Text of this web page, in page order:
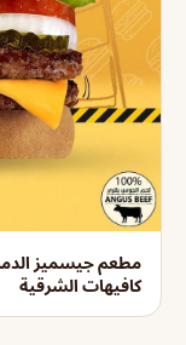
مطعم جيسميز
كافيهات الشرقية